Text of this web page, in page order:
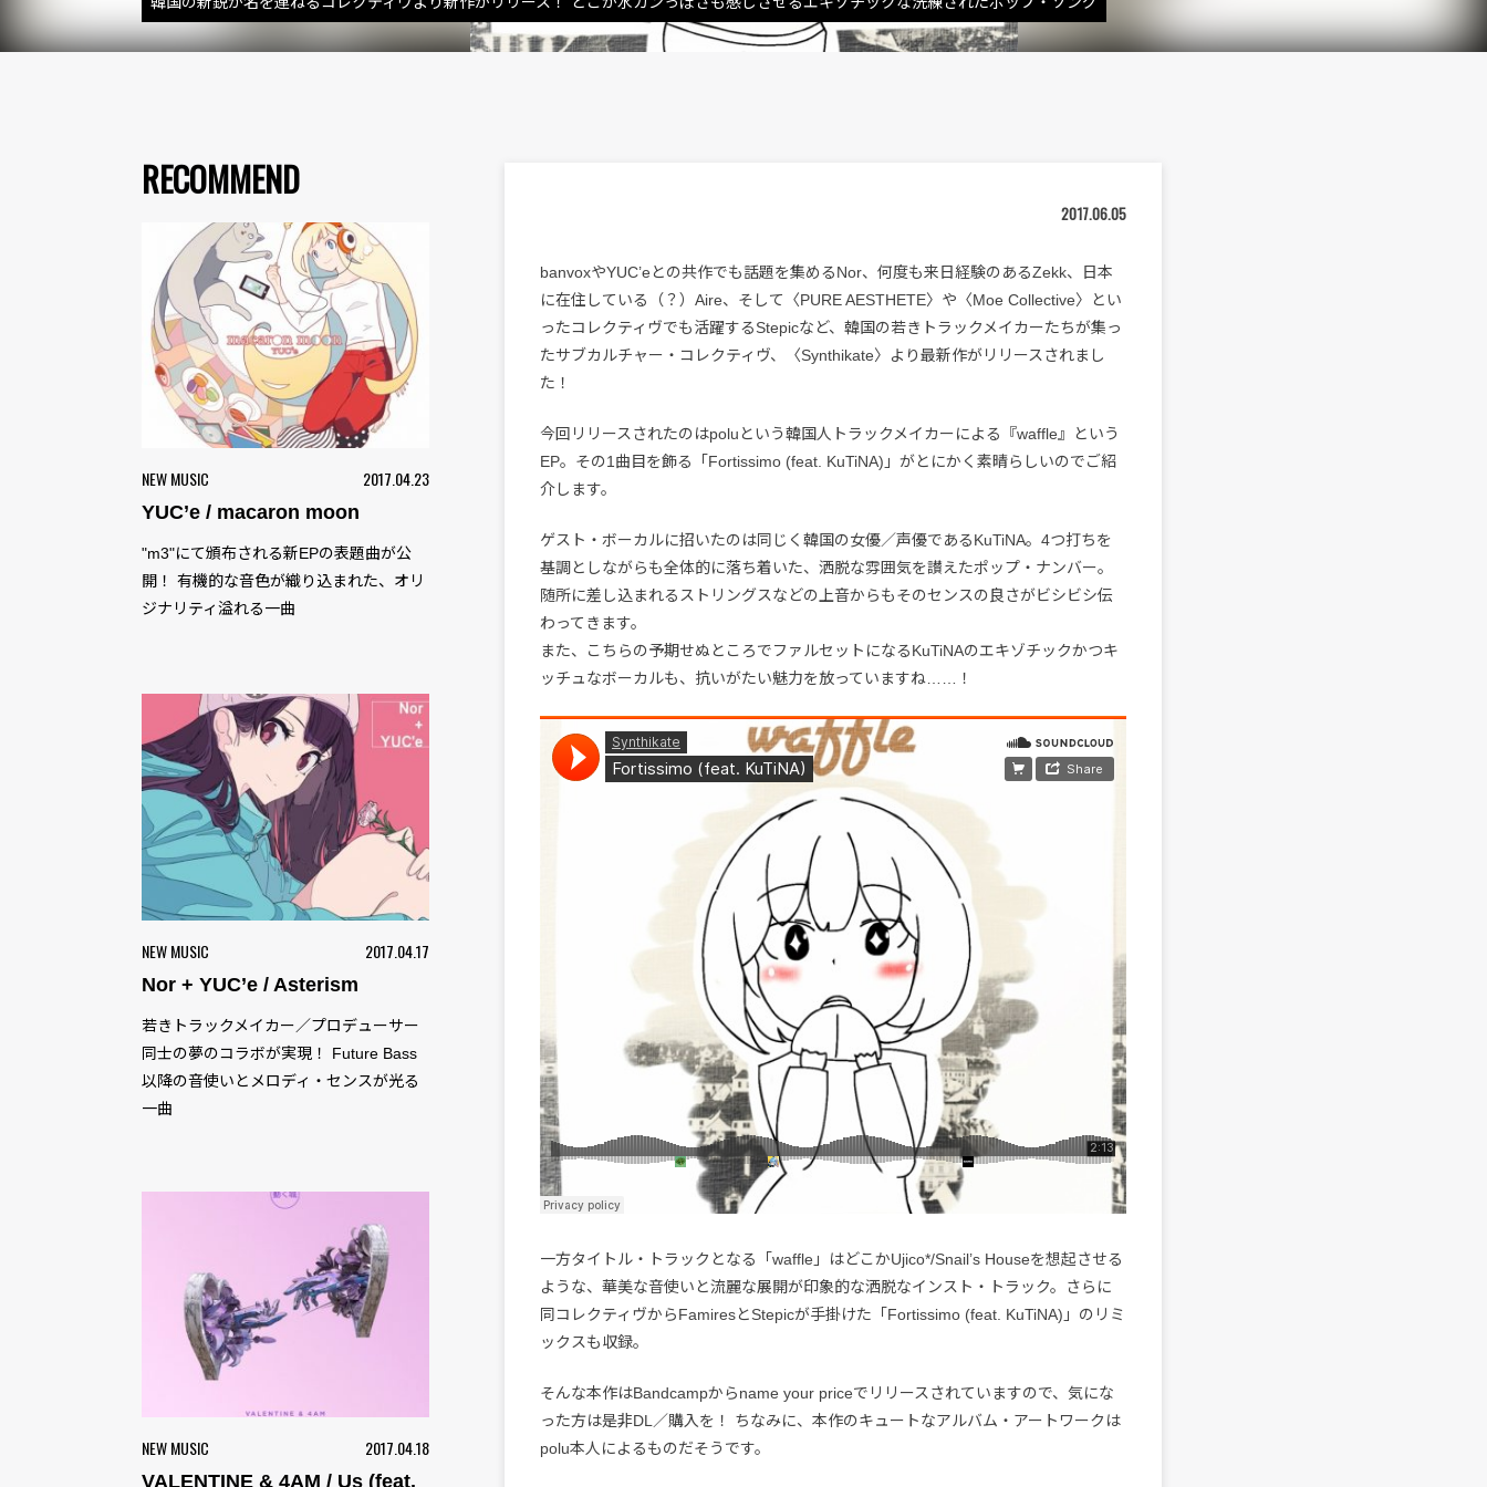
RECOMMEND
NEW MUSIC 2017.04.23
YUC’e / macaron moon
"m3"にて頒布される新EPの表題曲が公
開！ 有機的な音色が織り込まれた、オリ
ジナリティ溢れる一曲
NEW MUSIC 2017.04.17
Nor + YUC’e / Asterism
若きトラックメイカー／プロデューサー
同士の夢のコラボが実現！ Future Bass
以降の音使いとメロディ・センスが光る
一曲
NEW MUSIC 2017.04.18
VALENTINE & 4AM / Us (feat.
2017.06.05
banvoxやYUC’eとの共作でも話題を集めるNor、何度も来日経験のあるZekk、日本
に在住している（？）Aire、そして〈PURE AESTHETE〉や〈Moe Collective〉とい
ったコレクティヴでも活躍するStepicなど、韓国の若きトラックメイカーたちが集っ
たサブカルチャー・コレクティヴ、〈Synthikate〉より最新作がリリースされまし
た！
今回リリースされたのはpoluという韓国人トラックメイカーによる『waffle』という
EP。その1曲目を飾る「Fortissimo (feat. KuTiNA)」がとにかく素晴らしいのでご紹
介します。
ゲスト・ボーカルに招いたのは同じく韓国の女優／声優であるKuTiNA。4つ打ちを
基調としながらも全体的に落ち着いた、洒脱な雰囲気を讃えたポップ・ナンバー。
随所に差し込まれるストリングスなどの上音からもそのセンスの良さがビシビシ伝
わってきます。
また、こちらの予期せぬところでファルセットになるKuTiNAのエキゾチックかつキ
ッチュなボーカルも、抗いがたい魅力を放っていますね……！
一方タイトル・トラックとなる「waffle」はどこかUjico*/Snail’s Houseを想起させる
ような、華美な音使いと流麗な展開が印象的な洒脱なインスト・トラック。さらに
同コレクティヴからFamiresとStepicが手掛けた「Fortissimo (feat. KuTiNA)」のリミ
ックスも収録。
そんな本作はBandcampからname your priceでリリースされていますので、気にな
った方は是非DL／購入を！ ちなみに、本作のキュートなアルバム・アートワークは
polu本人によるものだそうです。